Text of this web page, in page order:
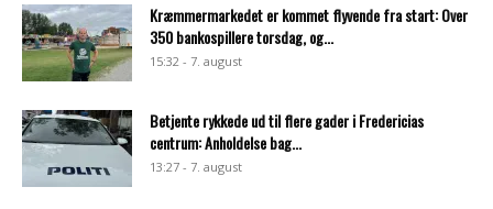
Kræmmermarkedet er kommet flyvende fra start: Over
350 bankospillere torsdag, og...
15:32 - 7. august
Betjente rykkede ud til flere gader i Fredericias
centrum: Anholdelse bag...
13:27 - 7. august